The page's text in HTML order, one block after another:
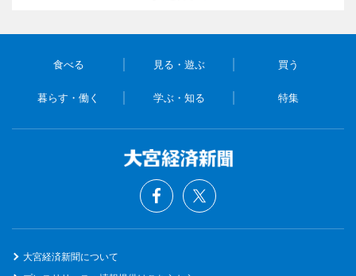
食べる 見る・遊ぶ 買う
暮らす・働く 学ぶ・知る 特集
大宮経済新聞について